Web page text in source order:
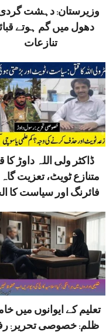
وزیرستان: دہشت
دھول میں گم ہوتے
تنازعات
ڈاکٹر ولی اللہ داوڑ کا
متنازع ٹویٹ، تعزیت
فائرنگ اور سیاست کا
تعلیم کے ایوانوں میں
ظلم: خصوصی تحریر: